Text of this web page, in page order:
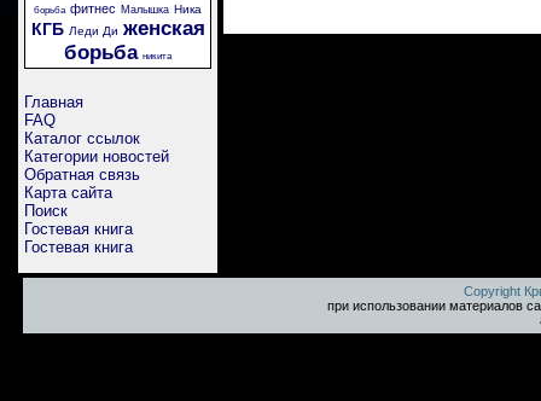
борьба фитнес Малышка Ника
КГБ Леди Ди женская
борьба никита
Главная
FAQ
Каталог ссылок
Категории новостей
Обратная связь
Карта сайта
Поиск
Гостевая книга
Гостевая книга
Copyright
при использовании материалов